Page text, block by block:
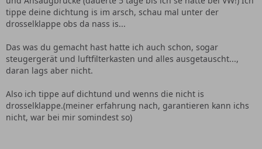
tippe deine dichtung is im arsch, schau mal unter der
drosselklappe obs da nass is...
Das was du gemacht hast hatte ich auch schon, sogar
steugergerät und luftfilterkasten und alles ausgetauscht...,
daran lags aber nicht.
Also ich tippe auf dichtund und wenns die nicht is
drosselklappe.(meiner erfahrung nach, garantieren kann ichs
nicht, war bei mir somindest so)